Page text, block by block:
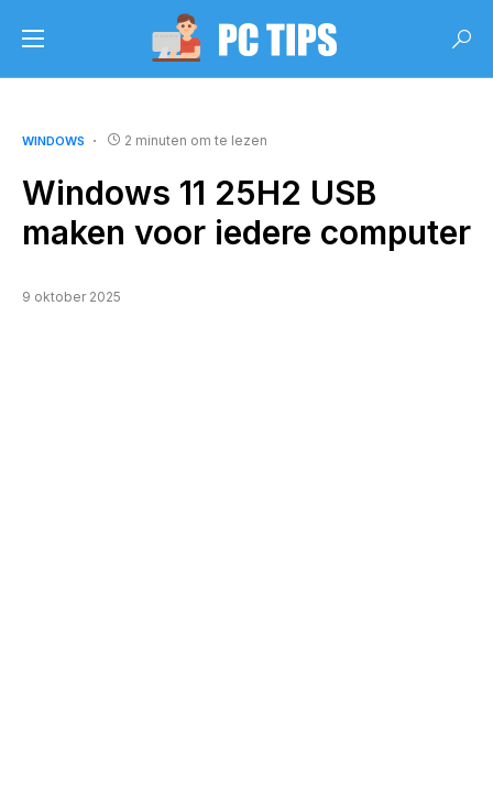
WINDOWS 2 minuten om te lezen
Windows 11 25H2 USB
maken voor iedere computer
9 oktober 2025